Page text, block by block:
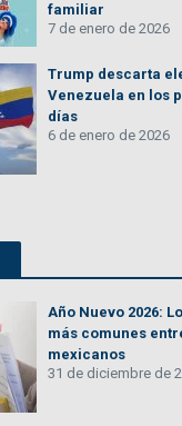
familiar
7 de enero de 2026
Trump descarta
Venezuela en los
días
6 de enero de 2026
Año Nuevo 2026:
más comunes
mexicanos
31 de diciembre de